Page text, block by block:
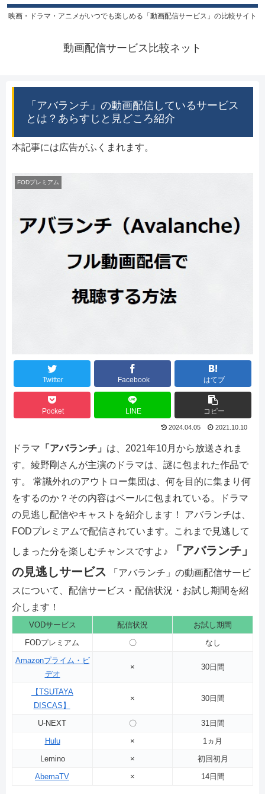
映画・ドラマ・アニメがいつでも楽しめる「動画配信サービス」の比較サイト
動画配信サービス比較ネット
「アバランチ」の動画配信しているサービス
とは？あらすじと見どころ紹介
本記事には広告がふくまれます。
FODプレミアム
Twitter Facebook はてブ
Pocket LINE コピー
2024.04.05 2021.10.10
ドラマ 「アバランチ」 は、2021年10月から放送されま
す。綾野剛さんが主演のドラマは、謎に包まれた作品で
す。 常識外れのアウトロー集団は、何を目的に集まり何
をするのか？その内容はベールに包まれている。ドラマ
の見逃し配信やキャストを紹介します！ アバランチは、
FODプレミアムで配信されています。これまで見逃して
しまった分を楽しむチャンスですよ♪
「アバランチ」
の見逃しサービス
「アバランチ」の動画配信サービ
スについて、配信サービス・配信状況・お試し期間を紹
介します！
VODサービス 配信状況
お試し期間
FODプレミアム
〇
なし
Amazonプライム・ビ
デオ
× 30日間
【TSUTAYA
DISCAS】
× 30日間
U-NEXT 〇
31日間
Hulu
×
1ヵ月
Lemino
×
初回初月
AbemaTV
× 14日間